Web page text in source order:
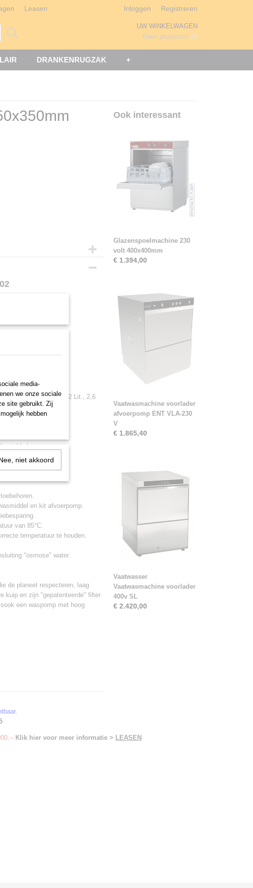
Leasen Inloggen Registreren
UW WINKELWAGEN
Geen producten (0)
DRANKENRUGZAK +
boiler (druk) in RVS. (2 Lit., 2,6
en kit afvoerpomp.
van 85°C.
temperatuur te houden.
"osmose" water.
de planeet respecteren, laag
kuip en zijn "gepatenteerde" filter
een waspomp met hoog
Ook interessant
Glazenspoelmachine 230
volt 400x400mm
€ 1.394,00
Vaatwasmachine voorlader
afvoerpomp ENT VLA-230
V
€ 1.865,40
Vaatwasser
Vaatwasmachine voorlader
400v SL
€ 2.420,00
Klik hier voor meer informatie > LEASEN
media-
we onze sociale
site gebruikt. Zij
hebben
niet akkoord